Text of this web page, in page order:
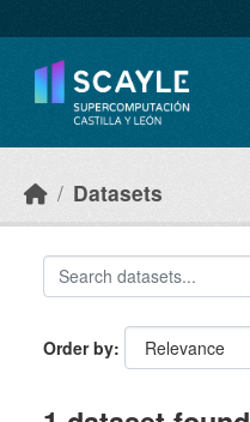
Datasets
Order by